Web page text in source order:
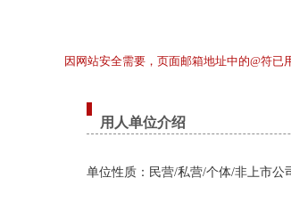
因网站安全需要，页面邮箱地址中的@符已
用人单位介绍
单位性质：民营/私营/个体/非上市公